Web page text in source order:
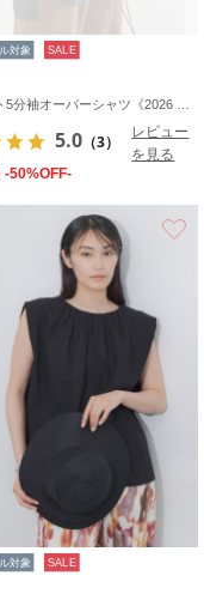
対象 SALE
5.0 （3）
レビュー
を見る
-50%OFF-
対象 SALE